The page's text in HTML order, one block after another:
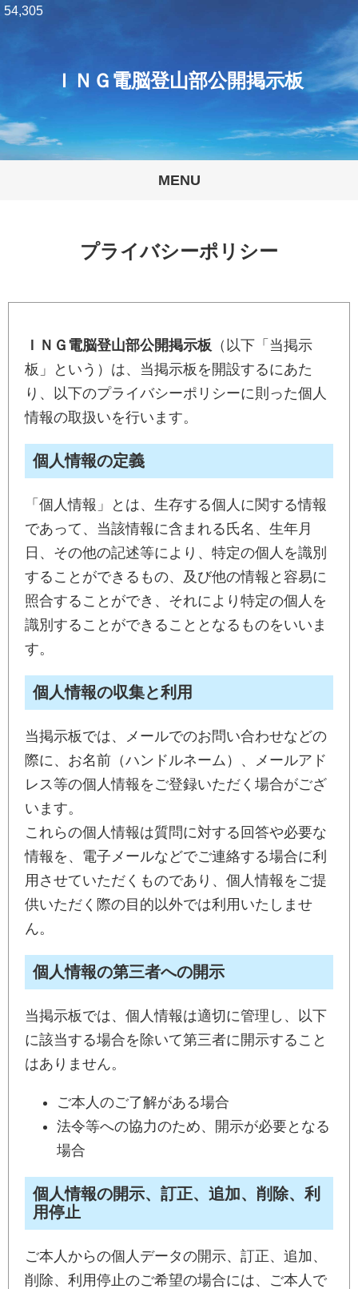
ＩＮＧ電脳登山部公開掲示板
MENU
54,305
プライバシーポリシー
ＩＮＧ電脳登山部公開掲示板 （以下「当掲示
板」という）は、当掲示板を開設するにあた
り、以下のプライバシーポリシーに則った個人
情報の取扱いを行います。
個人情報の定義
「個人情報」とは、生存する個人に関する情報
であって、当該情報に含まれる氏名、生年月
日、その他の記述等により、特定の個人を識別
することができるもの、及び他の情報と容易に
照合することができ、それにより特定の個人を
識別することができることとなるものをいいま
す。
個人情報の収集と利用
当掲示板では、メールでのお問い合わせなどの
際に、お名前（ハンドルネーム）、メールアド
レス等の個人情報をご登録いただく場合がござ
います。
これらの個人情報は質問に対する回答や必要な
情報を、電子メールなどでご連絡する場合に利
用させていただくものであり、個人情報をご提
供いただく際の目的以外では利用いたしませ
ん。
個人情報の第三者への開示
当掲示板では、個人情報は適切に管理し、以下
に該当する場合を除いて第三者に開示すること
はありません。
ご本人のご了解がある場合
法令等への協力のため、開示が必要となる
場合
個人情報の開示、訂正、追加、削除、利
用停止
ご本人からの個人データの開示、訂正、追加、
削除、利用停止のご希望の場合には、ご本人で